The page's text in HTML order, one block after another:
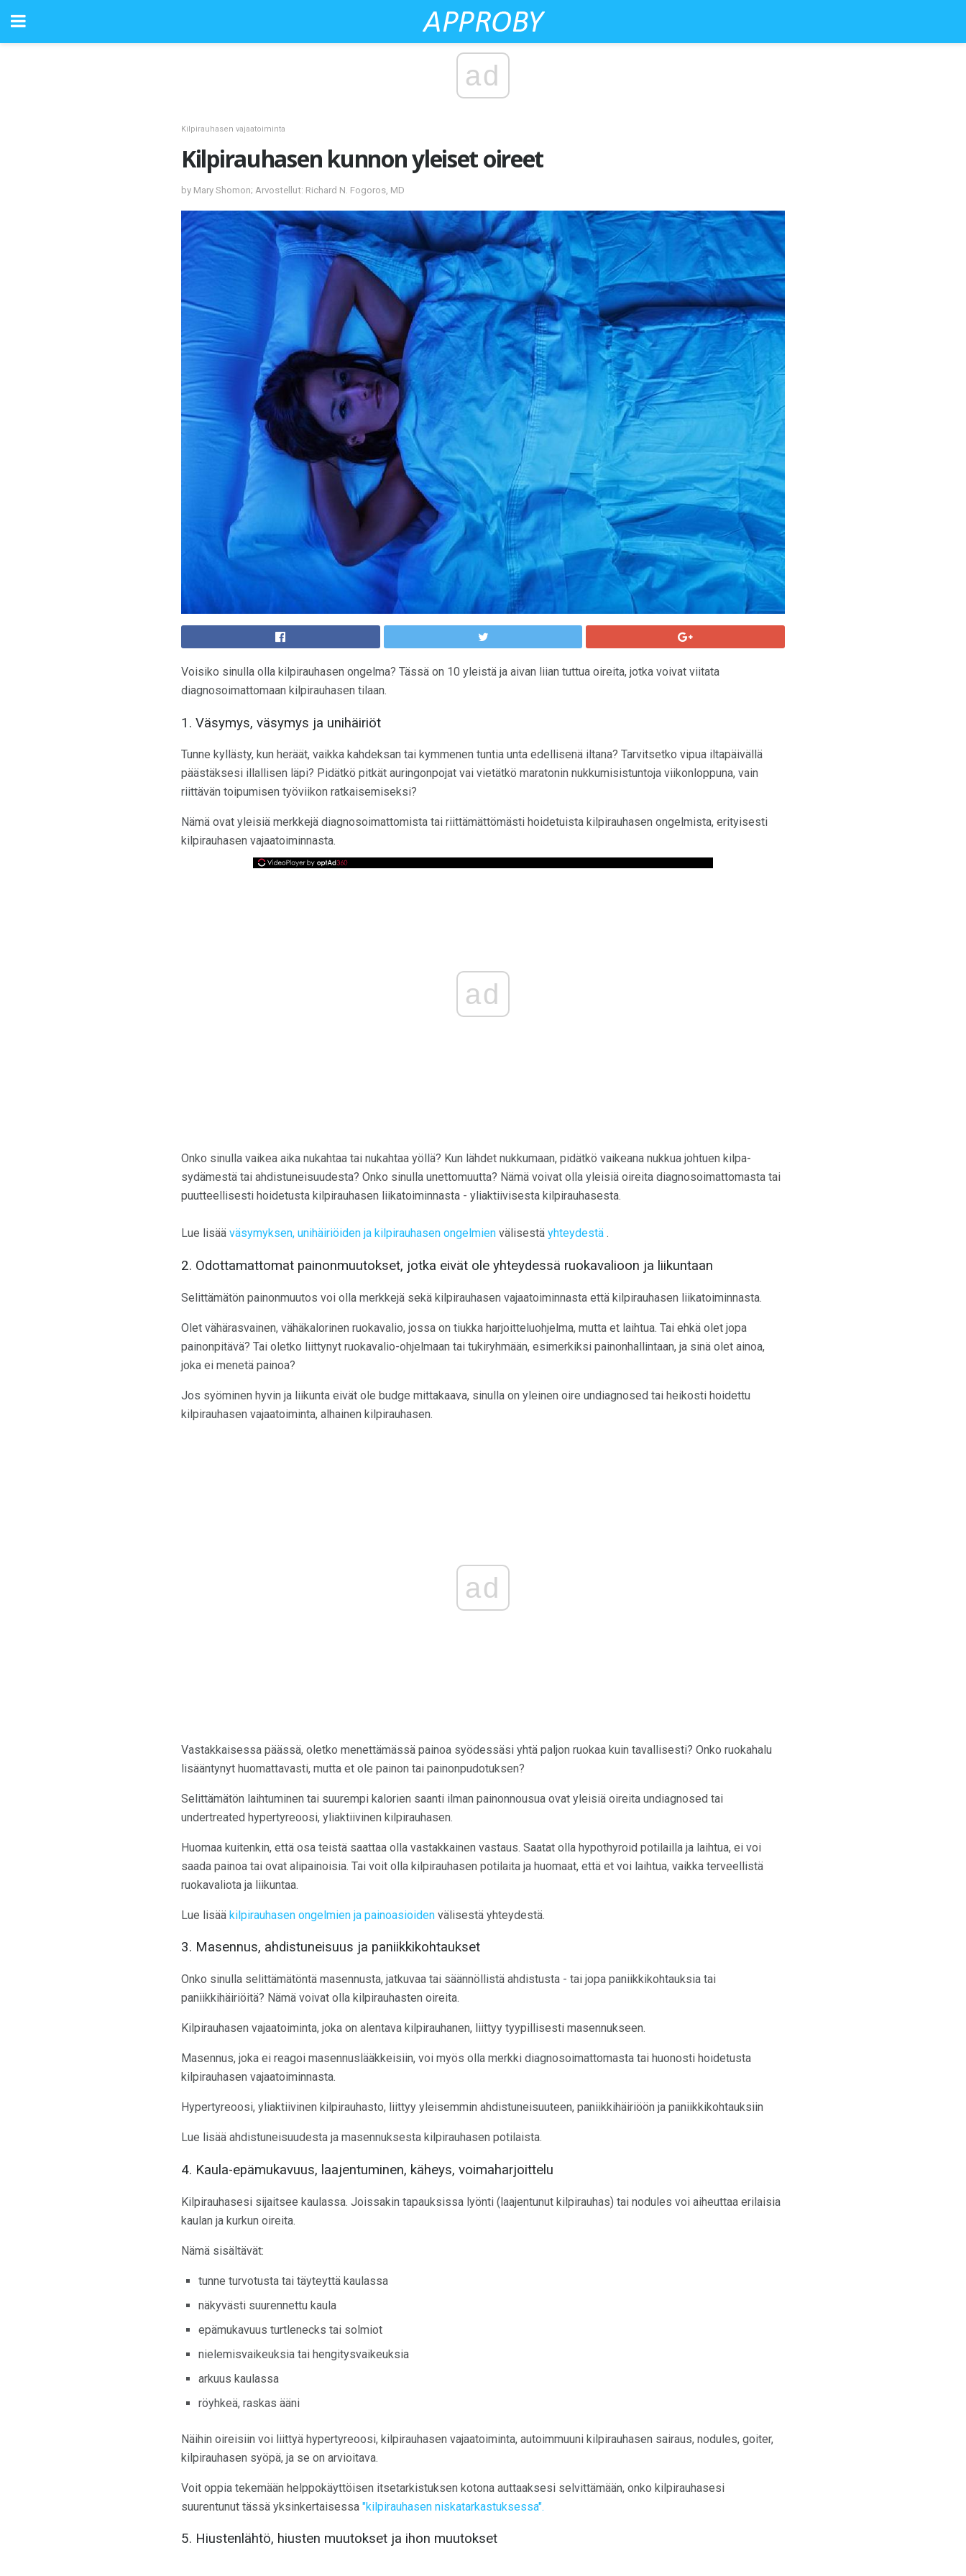
ad
Kilpirauhasen vajaatoiminta
Kilpirauhasen kunnon yleiset oireet
by Mary Shomon; Arvostellut: Richard N. Fogoros, MD
Voisiko sinulla olla kilpirauhasen ongelma? Tässä on 10 yleistä ja aivan liian tuttua oireita, jotka voivat viitata
diagnosoimattomaan kilpirauhasen tilaan.
1. Väsymys, väsymys ja unihäiriöt
Tunne kyllästy, kun heräät, vaikka kahdeksan tai kymmenen tuntia unta edellisenä iltana? Tarvitsetko vipua iltapäivällä
päästäksesi illallisen läpi? Pidätkö pitkät auringonpojat vai vietätkö maratonin nukkumisistuntoja viikonloppuna, vain
riittävän toipumisen työviikon ratkaisemiseksi?
Nämä ovat yleisiä merkkejä diagnosoimattomista tai riittämättömästi hoidetuista kilpirauhasen ongelmista, erityisesti
kilpirauhasen vajaatoiminnasta.
ad
Onko sinulla vaikea aika nukahtaa tai nukahtaa yöllä? Kun lähdet nukkumaan, pidätkö vaikeana nukkua johtuen kilpa-
sydämestä tai ahdistuneisuudesta? Onko sinulla unettomuutta? Nämä voivat olla yleisiä oireita diagnosoimattomasta tai
puutteellisesti hoidetusta kilpirauhasen liikatoiminnasta - yliaktiivisesta kilpirauhasesta.
Lue lisää väsymyksen, unihäiriöiden ja kilpirauhasen ongelmien välisestä yhteydestä .
2. Odottamattomat painonmuutokset, jotka eivät ole yhteydessä ruokavalioon ja liikuntaan
Selittämätön painonmuutos voi olla merkkejä sekä kilpirauhasen vajaatoiminnasta että kilpirauhasen liikatoiminnasta.
Olet vähärasvainen, vähäkalorinen ruokavalio, jossa on tiukka harjoitteluohjelma, mutta et laihtua. Tai ehkä olet jopa
painonpitävä? Tai oletko liittynyt ruokavalio-ohjelmaan tai tukiryhmään, esimerkiksi painonhallintaan, ja sinä olet ainoa,
joka ei menetä painoa?
Jos syöminen hyvin ja liikunta eivät ole budge mittakaava, sinulla on yleinen oire undiagnosed tai heikosti hoidettu
kilpirauhasen vajaatoiminta, alhainen kilpirauhasen.
ad
Vastakkaisessa päässä, oletko menettämässä painoa syödessäsi yhtä paljon ruokaa kuin tavallisesti? Onko ruokahalu
lisääntynyt huomattavasti, mutta et ole painon tai painonpudotuksen?
Selittämätön laihtuminen tai suurempi kalorien saanti ilman painonnousua ovat yleisiä oireita undiagnosed tai
undertreated hypertyreoosi, yliaktiivinen kilpirauhasen.
Huomaa kuitenkin, että osa teistä saattaa olla vastakkainen vastaus. Saatat olla hypothyroid potilailla ja laihtua, ei voi
saada painoa tai ovat alipainoisia. Tai voit olla kilpirauhasen potilaita ja huomaat, että et voi laihtua, vaikka terveellistä
ruokavaliota ja liikuntaa.
Lue lisää kilpirauhasen ongelmien ja painoasioiden välisestä yhteydestä.
3. Masennus, ahdistuneisuus ja paniikkikohtaukset
Onko sinulla selittämätöntä masennusta, jatkuvaa tai säännöllistä ahdistusta - tai jopa paniikkikohtauksia tai
paniikkihäiriöitä? Nämä voivat olla kilpirauhasten oireita.
Kilpirauhasen vajaatoiminta, joka on alentava kilpirauhanen, liittyy tyypillisesti masennukseen.
Masennus, joka ei reagoi masennuslääkkeisiin, voi myös olla merkki diagnosoimattomasta tai huonosti hoidetusta
kilpirauhasen vajaatoiminnasta.
Hypertyreoosi, yliaktiivinen kilpirauhasto, liittyy yleisemmin ahdistuneisuuteen, paniikkihäiriöön ja paniikkikohtauksiin
Lue lisää ahdistuneisuudesta ja masennuksesta kilpirauhasen potilaista.
4. Kaula-epämukavuus, laajentuminen, käheys, voimaharjoittelu
Kilpirauhasesi sijaitsee kaulassa. Joissakin tapauksissa lyönti (laajentunut kilpirauhas) tai nodules voi aiheuttaa erilaisia ​​
kaulan ja kurkun oireita.
Nämä sisältävät:
tunne turvotusta tai täyteyttä kaulassa
näkyvästi suurennettu kaula
epämukavuus turtlenecks tai solmiot
nielemisvaikeuksia tai hengitysvaikeuksia
arkuus kaulassa
röyhkeä, raskas ääni
Näihin oireisiin voi liittyä hypertyreoosi, kilpirauhasen vajaatoiminta, autoimmuuni kilpirauhasen sairaus, nodules, goiter,
kilpirauhasen syöpä, ja se on arvioitava.
Voit oppia tekemään helppokäyttöisen itsetarkistuksen kotona auttaaksesi selvittämään, onko kilpirauhasesi
suurentunut tässä yksinkertaisessa "kilpirauhasen niskatarkastuksessa".
5. Hiustenlähtö, hiusten muutokset ja ihon muutokset